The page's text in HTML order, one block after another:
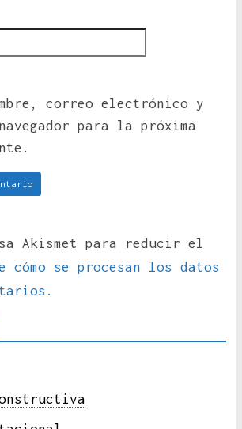
correo electrónico y
para la próxima
Akismet para reducir el
cómo se procesan los datos